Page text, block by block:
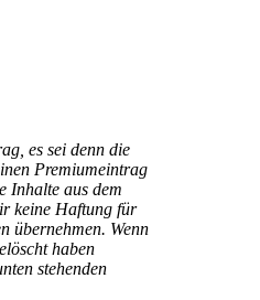
es sei denn die
Premiumeintrag
Inhalte aus dem
keine Haftung für
übernehmen. Wenn
haben
stehenden